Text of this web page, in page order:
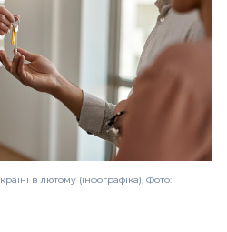
в лютому (інфографіка), Фото: